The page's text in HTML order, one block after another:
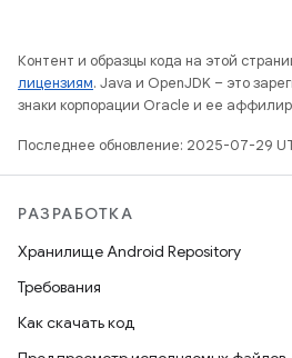
Контент и образцы кода на этой
лицензиям. Java и OpenJDK – это
знаки корпорации Oracle и ее
Последнее обновление: 2025-07-29
РАЗРАБОТКА
Хранилище Android Repository
Требования
Как скачать код